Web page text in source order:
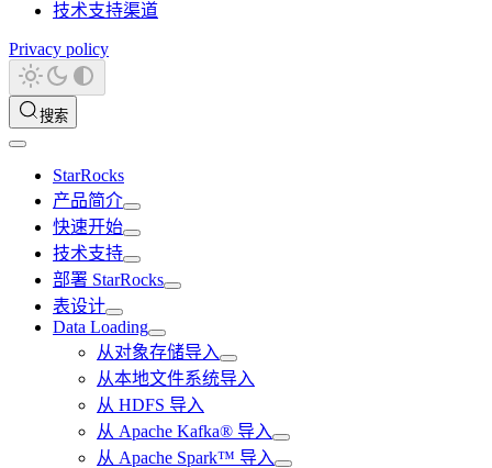
技术支持渠道
Privacy policy
搜索
StarRocks
产品简介
快速开始
技术支持
部署 StarRocks
表设计
Data Loading
从对象存储导入
从本地文件系统导入
从 HDFS 导入
从 Apache Kafka® 导入
从 Apache Spark™ 导入